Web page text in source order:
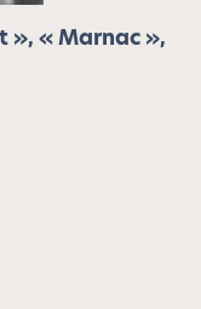
», « Marnac »,